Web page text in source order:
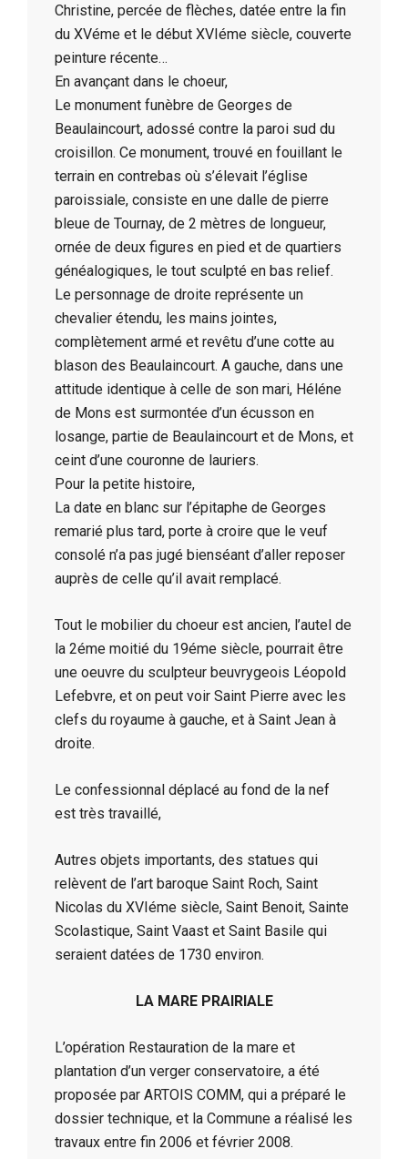
Christine, percée de flèches, datée entre la fin
du XVéme et le début XVIéme siècle, couverte
peinture récente…
En avançant dans le choeur,
Le monument funèbre de Georges de
Beaulaincourt, adossé contre la paroi sud du
croisillon. Ce monument, trouvé en fouillant le
terrain en contrebas où s’élevait l’église
paroissiale, consiste en une dalle de pierre
bleue de Tournay, de 2 mètres de longueur,
ornée de deux figures en pied et de quartiers
généalogiques, le tout sculpté en bas relief.
Le personnage de droite représente un
chevalier étendu, les mains jointes,
complètement armé et revêtu d’une cotte au
blason des Beaulaincourt. A gauche, dans une
attitude identique à celle de son mari, Héléne
de Mons est surmontée d’un écusson en
losange, partie de Beaulaincourt et de Mons, et
ceint d’une couronne de lauriers.
Pour la petite histoire,
La date en blanc sur l’épitaphe de Georges
remarié plus tard, porte à croire que le veuf
consolé n’a pas jugé bienséant d’aller reposer
auprès de celle qu’il avait remplacé.
Tout le mobilier du choeur est ancien, l’autel de
la 2éme moitié du 19éme siècle, pourrait être
une oeuvre du sculpteur beuvrygeois Léopold
Lefebvre, et on peut voir Saint Pierre avec les
clefs du royaume à gauche, et à Saint Jean à
droite.
Le confessionnal déplacé au fond de la nef
est très travaillé,
Autres objets importants, des statues qui
relèvent de l’art baroque Saint Roch, Saint
Nicolas du XVIéme siècle, Saint Benoit, Sainte
Scolastique, Saint Vaast et Saint Basile qui
seraient datées de 1730 environ.
LA MARE PRAIRIALE
L’opération Restauration de la mare et
plantation d’un verger conservatoire, a été
proposée par ARTOIS COMM, qui a préparé le
dossier technique, et la Commune a réalisé les
travaux entre fin 2006 et février 2008.